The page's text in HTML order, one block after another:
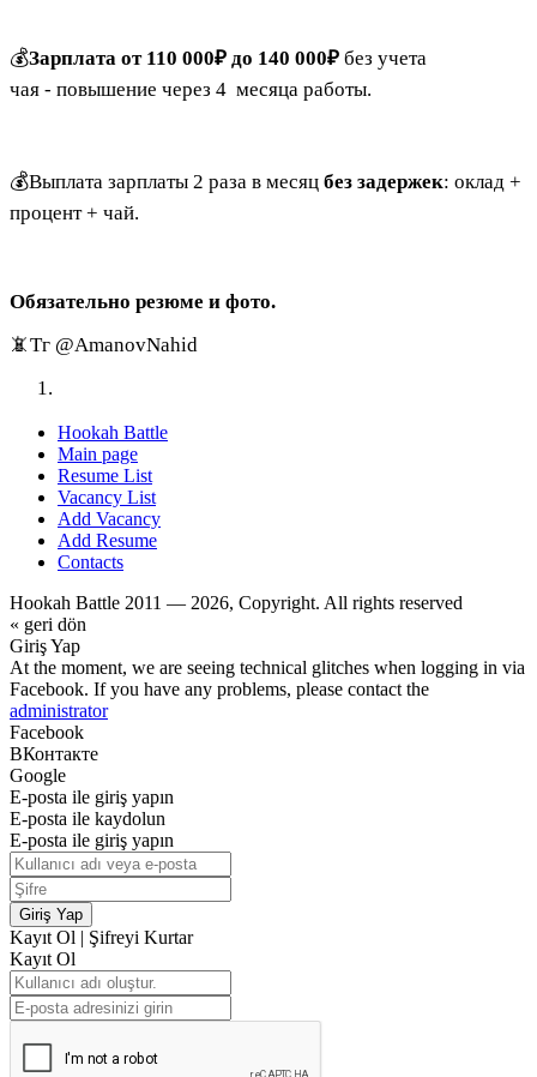
💰Зарплата от 110 000₽ до 140 000₽ без учета
чая - повышение через 4 месяца работы.
💰Выплата зарплаты 2 раза в месяц без задержек: оклад +
процент + чай.
Обязательно резюме и фото.
📵Тг @AmanovNahid
Hookah Battle
Main page
Resume List
Vacancy List
Add Vacancy
Add Resume
Contacts
Hookah Battle 2011 — 2026, Copyright. All rights reserved
« geri dön
Giriş Yap
At the moment, we are seeing technical glitches when logging in via
Facebook. If you have any problems, please contact the
administrator
Facebook
ВКонтакте
Google
E-posta ile giriş yapın
E-posta ile kaydolun
E-posta ile giriş yapın
Giriş Yap
Kayıt Ol | Şifreyi Kurtar
Kayıt Ol